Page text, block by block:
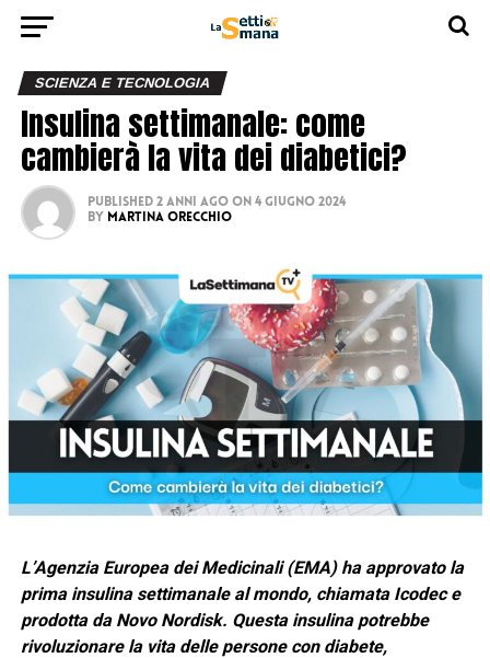
SCIENZA E TECNOLOGIA
Insulina settimanale: come
cambierà la vita dei diabetici?
Published 2 anni ago on 4 Giugno 2024
By Martina Orecchio
L’Agenzia Europea dei Medicinali (EMA) ha approvato la
prima insulina settimanale al mondo, chiamata Icodec e
prodotta da Novo Nordisk. Questa insulina potrebbe
rivoluzionare la vita delle persone con diabete,